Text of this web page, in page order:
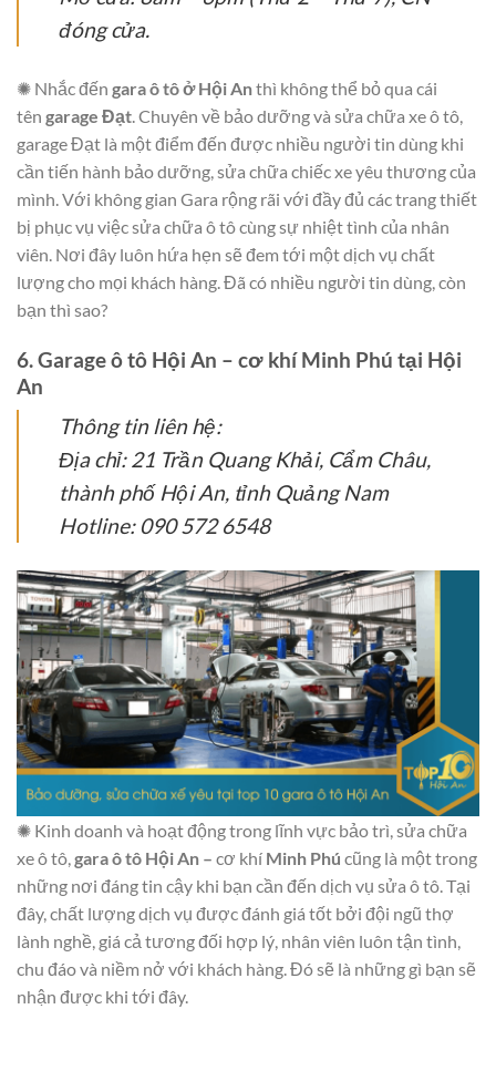
đóng cửa.
✺ Nhắc đến gara ô tô ở Hội Anthì không thể bỏ qua cái
tên garage Đạt. Chuyên về bảo dưỡng và sửa chữa xe ô tô,
garage Đạt là một điểm đến được nhiều người tin dùng khi
cần tiến hành bảo dưỡng, sửa chữa chiếc xe yêu thương của
mình. Với không gian Gara rộng rãi với đầy đủ các trang thiết
bị phục vụ việc sửa chữa ô tô cùng sự nhiệt tình của nhân
viên. Nơi đây luôn hứa hẹn sẽ đem tới một dịch vụ chất
lượng cho mọi khách hàng. Đã có nhiều người tin dùng, còn
bạn thì sao?
6. Garage ô tô Hội An – cơ khí Minh Phú tại Hội
An
Thông tin liên hệ:
Địa chỉ: 21 Trần Quang Khải, Cẩm Châu,
thành phố Hội An, tỉnh Quảng Nam
Hotline: 090 572 6548
✺ Kinh doanh và hoạt động trong lĩnh vực bảo trì, sửa chữa
xe ô tô, gara ô tô Hội An – cơ khí Minh Phú cũng là một trong
những nơi đáng tin cậy khi bạn cần đến dịch vụ sửa ô tô. Tại
đây, chất lượng dịch vụ được đánh giá tốt bởi đội ngũ thợ
lành nghề, giá cả tương đối hợp lý, nhân viên luôn tận tình,
chu đáo và niềm nở với khách hàng. Đó sẽ là những gì bạn sẽ
nhận được khi tới đây.